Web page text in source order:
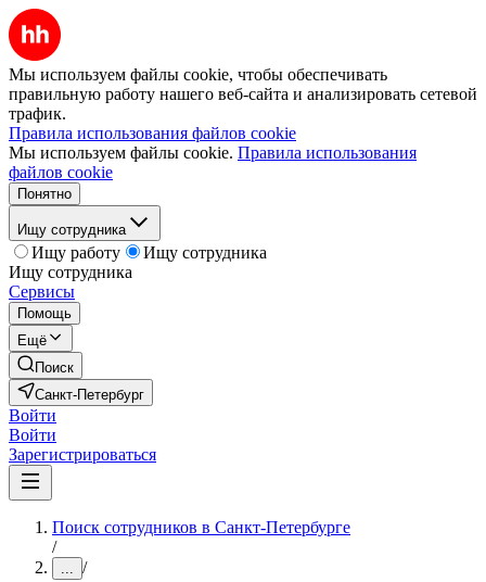
Мы используем файлы cookie, чтобы обеспечивать
правильную работу нашего веб-сайта и анализировать сетевой
трафик.
Правила использования файлов cookie
Мы используем файлы cookie. Правила использования
файлов cookie
Понятно
Ищу сотрудника
Ищу работу
Ищу сотрудника
Ищу сотрудника
Сервисы
Помощь
Ещё
Поиск
Санкт-Петербург
Войти
Войти
Зарегистрироваться
Поиск сотрудников в Санкт-Петербурге
/
... /